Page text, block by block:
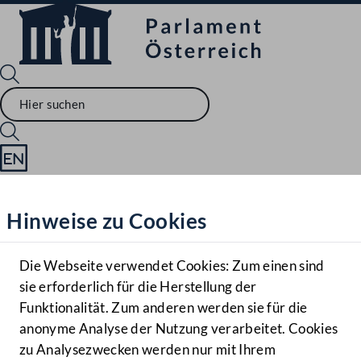
Hilfe
Benutzer
Navigationsmenü öffnen
MENÜ
Hinweise zu Cookies
Die Webseite verwendet Cookies: Zum einen sind
sie erforderlich für die Herstellung der
Funktionalität. Zum anderen werden sie für die
anonyme Analyse der Nutzung verarbeitet. Cookies
zu Analysezwecken werden nur mit Ihrem